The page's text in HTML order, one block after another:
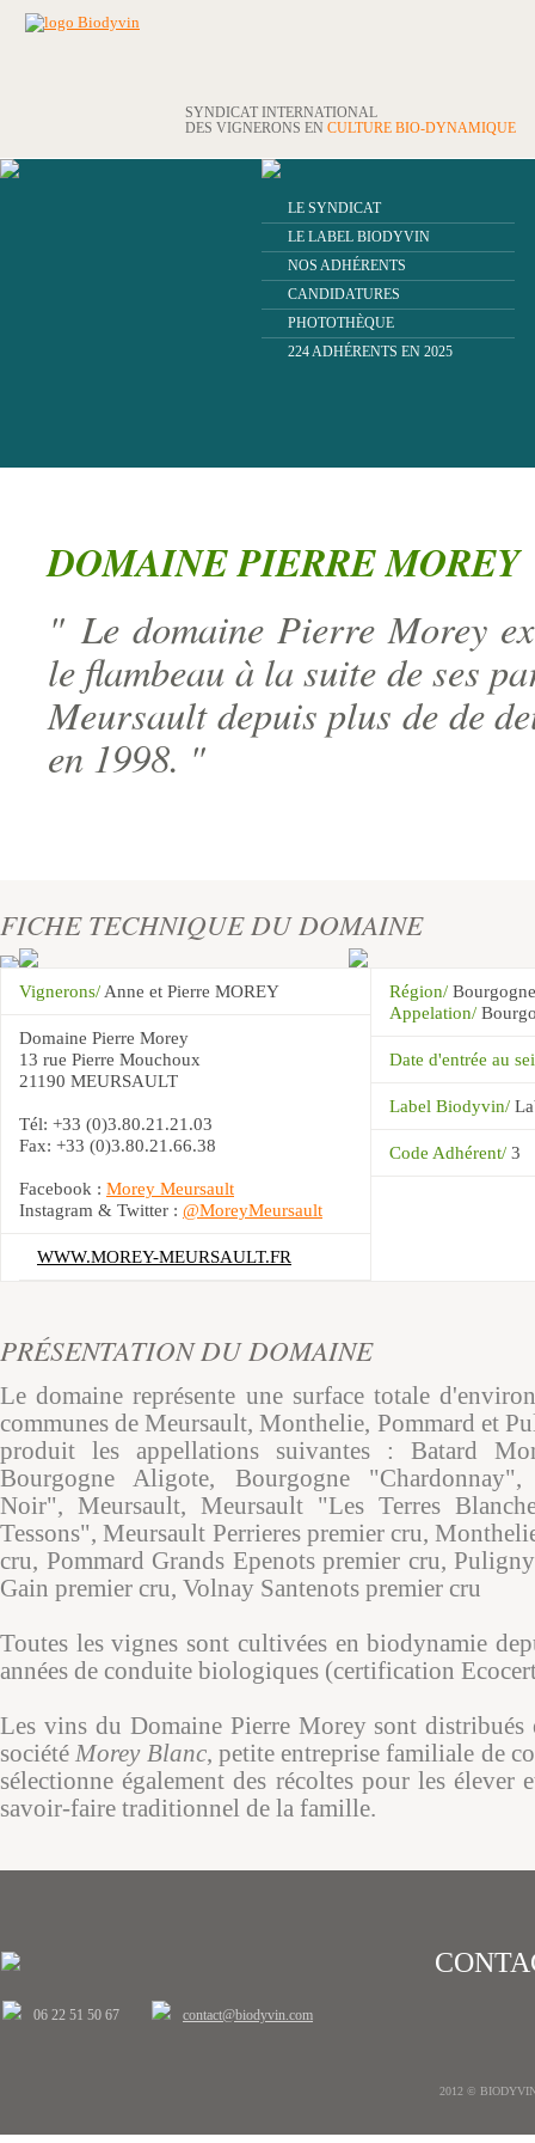
SYNDICAT INTERNATIONAL
DES VIGNERONS EN CULTURE BIO-DYNAMIQUE
LE SYNDICAT
LE LABEL BIODYVIN
NOS ADHÉRENTS
CANDIDATURES
PHOTOTHÈQUE
224 ADHÉRENTS EN 2025
DOMAINE PIERRE MOREY
"Le domaine Pierre Morey
le flambeau à la suite de ses
Meursault depuis plus de de
en 1998. "
FICHE TECHNIQUE DU DOMAINE
Vignerons/ Anne et Pierre MOREY
Domaine Pierre Morey
13 rue Pierre Mouchoux
21190 MEURSAULT
Tél: +33 (0)3.80.21.21.03
Fax: +33 (0)3.80.21.66.38
Facebook : Morey Meursault
Instagram & Twitter : @MoreyMeursault
WWW.MOREY-MEURSAULT.FR
Région/ Bourgogne
Appelation/
Date d'entrée au
Label Biodyvin/
Code Adhérent/ 3
PRÉSENTATION DU DOMAINE
Le domaine représente une surface totale
communes de Meursault, Monthelie, Pommard et
produit les appellations suivantes : Batard
Bourgogne Aligote, Bourgogne
Noir", Meursault, Meursault "Les Terres
Tessons", Meursault Perrieres premier cru,
cru, Pommard Grands Epenots premier cru,
Gain premier cru, Volnay Santenots premier cru
Toutes les vignes sont cultivées en biodynamie
années de conduite biologiques (certification
Les vins du Domaine Pierre Morey sont
société Morey Blanc, petite entreprise familiale de
sélectionne également des récoltes pour les
savoir-faire traditionnel de la famille.
06 22 51 50 67 contact@biodyvin.com
2012 ©